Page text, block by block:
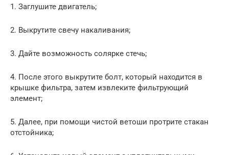
1. Заглушите двигатель;
2. Выкрутите свечу накаливания;
3. Дайте возможность солярке стечь;
4. После этого выкрутите болт, который находится в
крышке фильтра, затем извлеките фильтрующий
элемент;
5. Далее, при помощи чистой ветоши протрите стакан
отстойника;